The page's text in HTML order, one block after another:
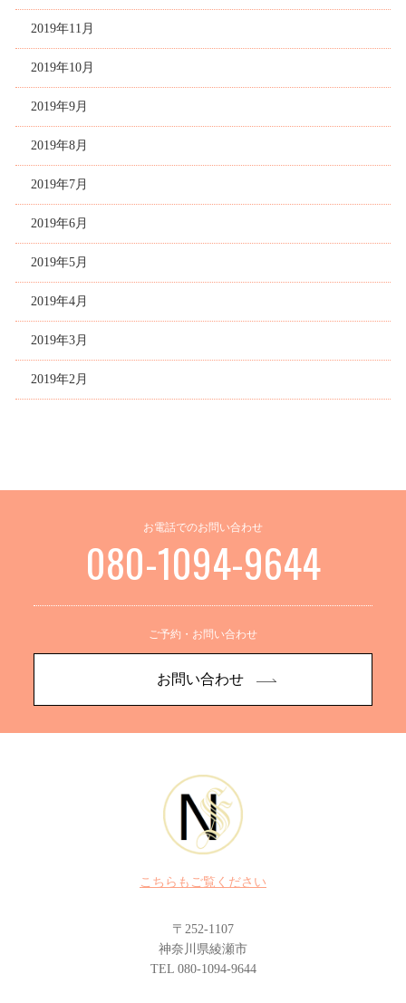
2019年11月
2019年10月
2019年9月
2019年8月
2019年7月
2019年6月
2019年5月
2019年4月
2019年3月
2019年2月
お電話でのお問い合わせ
080-1094-9644
ご予約・お問い合わせ
お問い合わせ
こちらもご覧ください
〒252-1107
神奈川県綾瀬市
TEL 080-1094-9644